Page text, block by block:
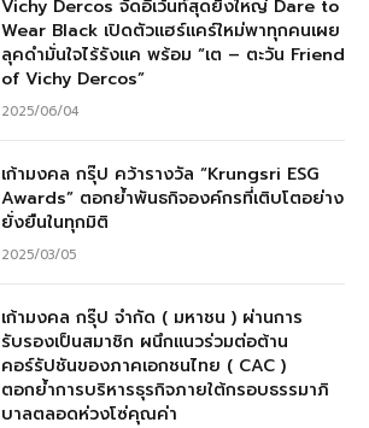
Vichy Dercos จัดอีเว้นท์สุดยิ่งใหญ่ Dare to
Wear Black เปิดตัวแฮร์แคร์ใหม่พาทุกคนเผย
ลุคดำมั่นใจไร้รังแค พร้อม “เต – ตะวัน Friend
of Vichy Dercos”
2025/06/04
เก้ามงคล กรุ๊ป คว้ารางวัล “Krungsri ESG
Awards” ตอกย้ำพันธกิจองค์กรที่เติบโตอย่าง
ยั่งยืนในทุกมิติ
2025/03/05
เก้ามงคล กรุ๊ป จำกัด ( มหาชน ) ผ่านการ
รับรองเป็นสมาชิก ผนึกแนวร่วมต่อต้าน
คอร์รัปชันของภาคเอกชนไทย ( CAC )
ตอกย้ำการบริหารธุรกิจภายใต้กรอบธรรมาภิ
บาลตลอดห่วงโซ่คุณค่า